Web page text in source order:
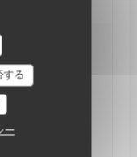
る
ー
House